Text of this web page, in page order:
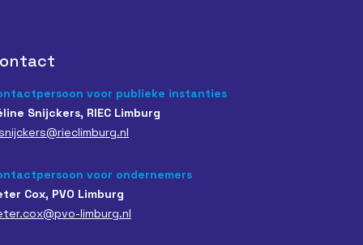
voor publieke instanties
Snijckers, RIEC Limburg
voor ondernemers
Cox, PVO Limburg
limburg.nl